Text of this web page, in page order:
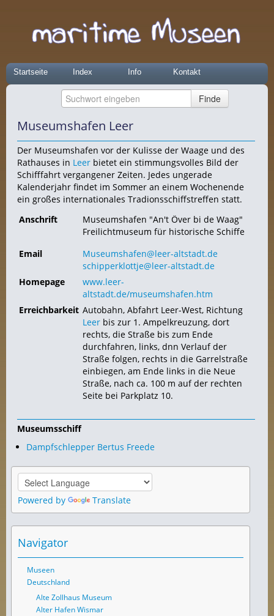
Startseite Index Info Kontakt
Museumshafen Leer
Der Museumshafen vor der Kulisse der Waage und des
Rathauses in Leer bietet ein stimmungsvolles Bild der
Schifffahrt vergangener Zeiten. Jedes ungerade
Kalenderjahr findet im Sommer an einem Wochenende
ein großes internationales Tradionsschiffstreffen statt.
Anschrift
Museumshafen "An't Över bi de Waag"
Freilichtmuseum für historische Schiffe
Email
Museumshafen@leer-altstadt.de
schipperklottje@leer-altstadt.de
Homepage
www.leer-
altstadt.de/museumshafen.htm
Erreichbarkeit Autobahn, Abfahrt Leer-West, Richtung
Leer bis zur 1. Ampelkreuzung, dort
rechts, die Straße bis zum Ende
durchfahren, links, dnn Verlauf der
Straße folgen, rechts in die Garrelstraße
einbiegen, am Ende links in die Neue
Straße, nach ca. 100 m auf der rechten
Seite bei Parkplatz 10.
Museumsschiff
Dampfschlepper Bertus Freede
Powered by Translate
Navigator
Museen
Deutschland
Alte Zollhaus Museum
Alter Hafen Wismar